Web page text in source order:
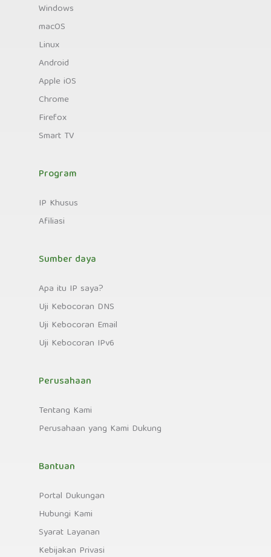
Windows
macOS
Linux
Android
Apple iOS
Chrome
Firefox
Smart TV
Program
IP Khusus
Afiliasi
Sumber daya
Apa itu IP saya?
Uji Kebocoran DNS
Uji Kebocoran Email
Uji Kebocoran IPv6
Perusahaan
Tentang Kami
Perusahaan yang Kami Dukung
Bantuan
Portal Dukungan
Hubungi Kami
Syarat Layanan
Kebijakan Privasi